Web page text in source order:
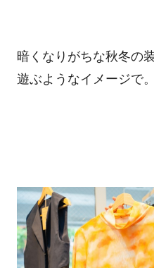
暗くなりがちな秋冬の
遊ぶようなイメージで。